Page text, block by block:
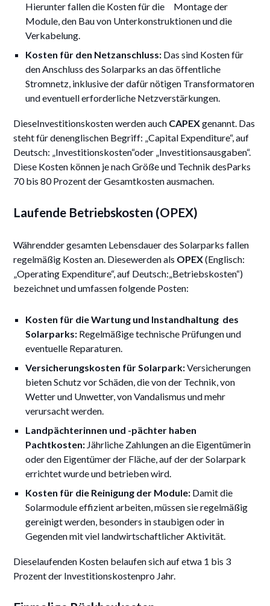
Hierunter fallen die Kosten für die Montage der
Module, den Bau von Unterkonstruktionen und die
Verkabelung.
Kosten für den Netzanschluss: Das sind Kosten für
den Anschluss des Solarparks an das öffentliche
Stromnetz, inklusive der dafür nötigen Transformatoren
und eventuell erforderliche Netzverstärkungen.
DieseInvestitionskosten werden auch CAPEXgenannt. Das
steht für denenglischen Begriff: „Capital Expenditure“, auf
Deutsch: „Investitionskosten“oder „Investitionsausgaben“.
Diese Kosten können je nach Größe und Technik desParks
70 bis 80 Prozent der Gesamtkosten ausmachen.
Laufende Betriebskosten (OPEX)
Währendder gesamten Lebensdauer des Solarparks fallen
regelmäßig Kosten an. Diesewerden als OPEX(Englisch:
„Operating Expenditure“, auf Deutsch:„Betriebskosten“)
bezeichnet und umfassen folgende Posten:
Kosten für die Wartung und Instandhaltung des
Solarparks: Regelmäßige technische Prüfungen und
eventuelle Reparaturen.
Versicherungskosten für Solarpark:Versicherungen
bieten Schutz vor Schäden, die von der Technik, von
Wetter und Unwetter, von Vandalismus und mehr
verursacht werden.
Landpächterinnen und -pächter haben
Pachtkosten: Jährliche Zahlungen an die Eigentümerin
oder den Eigentümer der Fläche, auf der der Solarpark
errichtet wurde und betrieben wird.
Kosten für die Reinigung der Module: Damit die
Solarmodule effizient arbeiten, müssen sie regelmäßig
gereinigt werden, besonders in staubigen oder in
Gegenden mit viel landwirtschaftlicher Aktivität.
Dieselaufenden Kosten belaufen sich auf etwa 1 bis 3
Prozent der Investitionskostenpro Jahr.